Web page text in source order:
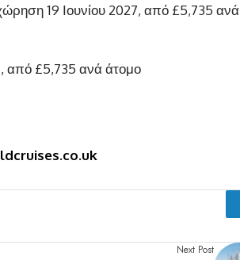
19 Ιουνίου 2027, από £5,735 ανά
από £5,735 ανά άτομο
Next Post